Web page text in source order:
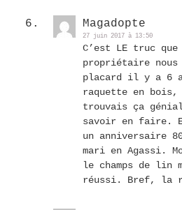
Magadopte
27 juin 2017 à 13:50
C’est LE truc
propriétaire
placard il y a 6
raquette en
trouvais ça
savoir en faire.
un anniversaire
mari en Agassi.
le champs de lin
réussi. Bref, la